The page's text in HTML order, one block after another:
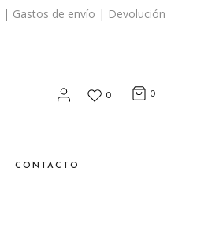
| Gastos de envío | Devolución
0 0
CONTACTO